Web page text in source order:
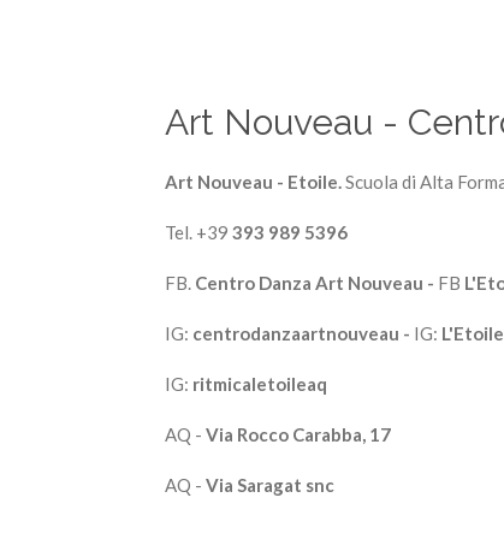
Art Nouveau -
Art Nouveau - Etoile.Scuola di Alta
Tel. +39 393 989 5396
FB. Centro Danza Art Nouveau - FB
IG: centrodanzaartnouveau - IG:
IG: ritmicaletoileaq
AQ - Via Rocco Carabba, 17
AQ - Via Saragat snc